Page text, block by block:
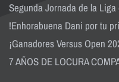
Segunda Jornada de la
!Enhorabuena Dani por tu
¡Ganadores Versus Open
7 AÑOS DE LOCURA